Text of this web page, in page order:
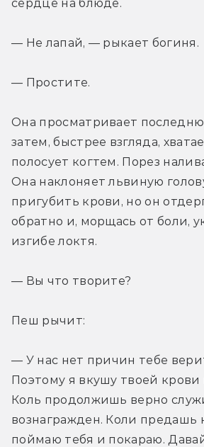
сердце на блюде.
— Не лапай, — рыкает богиня.
— Простите.
Она просматривает
затем, быстрее взгляда,
полосует когтем. Порез
Она наклоняет львиную
пригубить крови, но он
обратно и, морщась от боли,
изгибе локтя.
— Вы что творите?
Пеш рычит:
— У нас нет причин тебе
Поэтому я вкушу твоей крови
Коль продолжишь верно
вознагражден. Коли предашь
поймаю тебя и покараю.